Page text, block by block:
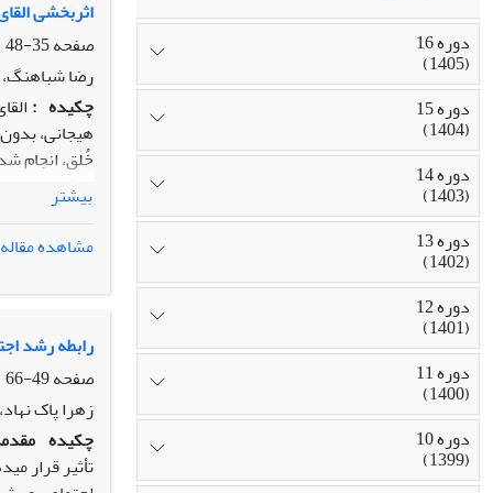
بین
اثربخشی
صفحه35-48
رضا
چکیده :
هیجانی،
خُلق، انجام
روش:
صورت گرفت.
خلقی در
بیشتر
مشاهده مقاله
رابطه رشد
صفحه49-66
زهرا پاک
چکیده
تأثیر قرار
دوره 16
(1405)
دوره 15
(1404)
دوره 14
(1403)
دوره 13
(1402)
دوره 12
(1401)
دوره 11
(1400)
دوره 10
(1399)